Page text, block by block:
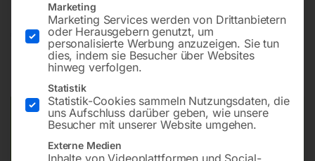
21,00
inkl. MwSt. zzgl.Versandkosten
Versandkosten Standard (Österreich):€10,00
Bitte beachten Sie: Die Versandkosten gelten für Österreich.
Andere Länder können abweichen.
Marketing
Marketing Services werden von Drittanbietern
oder Herausgebern genutzt, um
personalisierte Werbung anzuzeigen. Sie tun
dies, indem sie Besucher über Websites
hinweg verfolgen.
Statistik
Statistik-Cookies sammeln Nutzungsdaten, die
uns Aufschluss darüber geben, wie unsere
Besucher mit unserer Website umgehen.
Externe Medien
Inhalte von Videoplattformen und Social-